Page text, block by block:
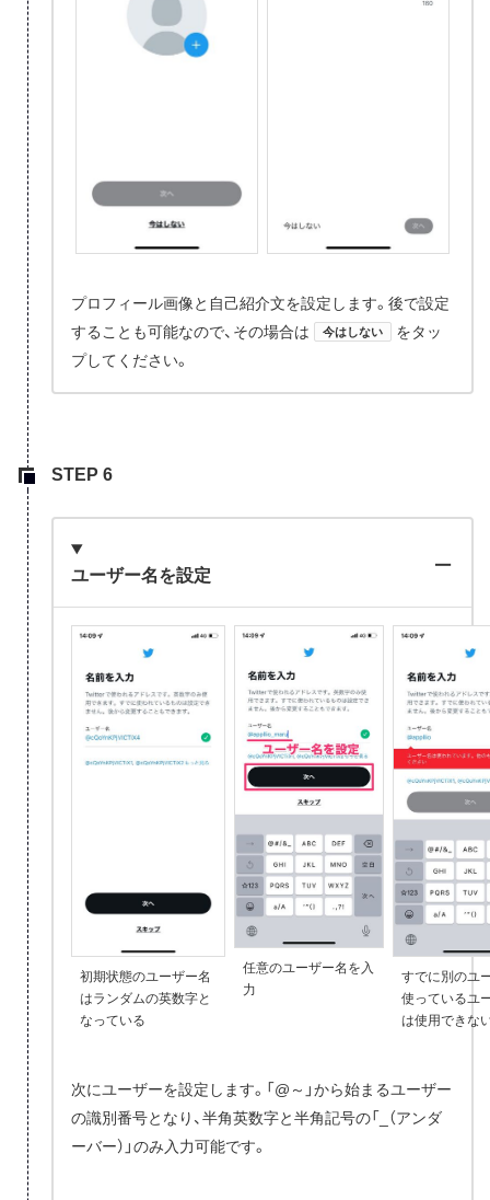
プロフィール画像と自己紹介文を設定します。後で設定
することも可能なので、その場合は
今はしない
をタッ
プしてください。
ユーザー名を設定
初期状態のユーザー名
はランダムの英数字と
なっている
任意のユーザー名を入
力
すでに別のユ
使っているユ
は使用できな
次にユーザーを設定します。「@～」から始まるユーザー
の識別番号となり、半角英数字と半角記号の「_（アンダ
ーバー）」のみ入力可能です。